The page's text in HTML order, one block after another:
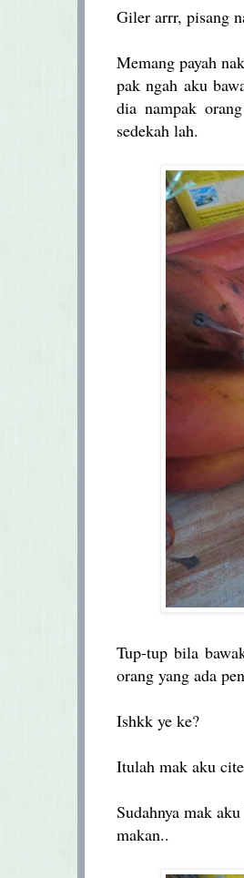
Giler arrr, pisang
Memang payah
pak ngah aku
dia nampak
sedekah lah.
Tup-tup bila
orang yang ada
Ishkk ye ke?
Itulah mak aku
Sudahnya mak
makan..